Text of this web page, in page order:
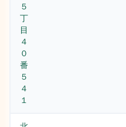
５
丁
目
４
０
番
５
４
１